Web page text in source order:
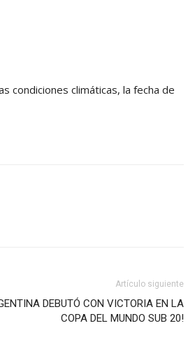
condiciones climáticas, la fecha de
Artículo siguiente
DEBUTÓ CON VICTORIA EN LA
COPA DEL MUNDO SUB 20!